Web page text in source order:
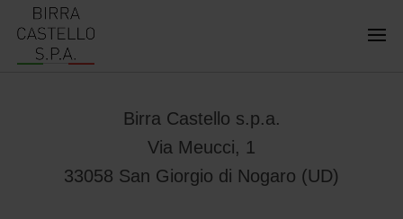
Birra Castello s.p.a.
Via Meucci, 1
33058 San Giorgio di Nogaro (UD)